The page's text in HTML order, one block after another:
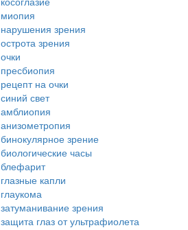
миопия
нарушения зрения
острота зрения
очки
пресбиопия
рецепт на очки
синий свет
амблиопия
анизометропия
бинокулярное зрение
биологические часы
блефарит
глазные капли
глаукома
затуманивание зрения
защита глаз от ультрафиолета